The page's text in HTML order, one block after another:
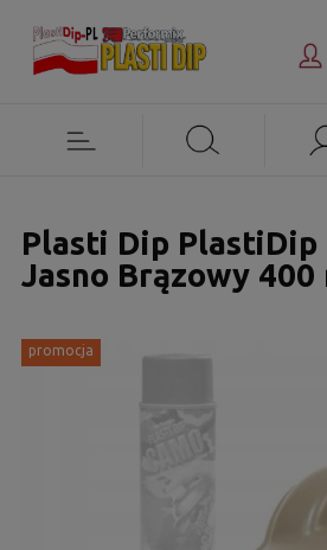
Plasti Dip PlastiDip
Jasno Brązowy 400
promocja